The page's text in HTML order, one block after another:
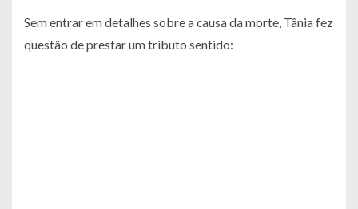
Sem entrar em detalhes sobre a causa da morte, Tânia fez
questão de prestar um tributo sentido: